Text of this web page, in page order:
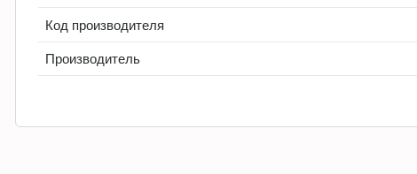
Код производителя
Производитель